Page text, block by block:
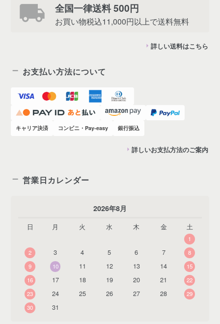
全国一律送料 500円
お買い物税込11,000円以上で送料無料
詳しい送料はこちら
お支払い方法について
キャリア決済 コンビニ・Pay-easy 銀行振込
詳しいお支払方法のご案内
営業日カレンダー
2026年8月
日 月 火 水 木 金 土
1
2
3 4 5 6 7
8
9
10 11 12 13 14
15
16
17 18 19 20 21
22
23
24 25 26 27 28
29
30
31